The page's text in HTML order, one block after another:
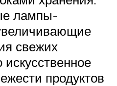
лампы-
свежих
продуктов